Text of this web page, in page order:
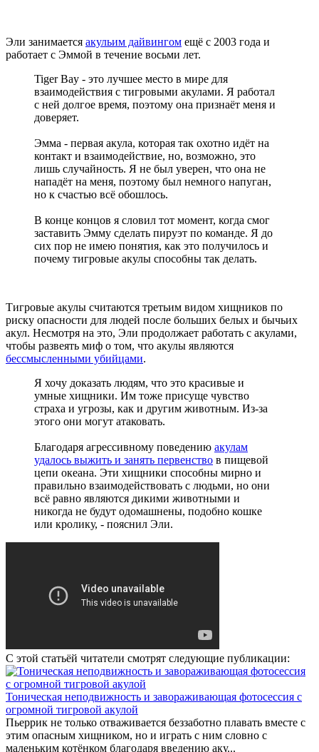
Эли занимается акульим дайвингом ещё с 2003 года и
работает с Эммой в течение восьми лет.
Tiger Bay - это лучшее место в мире для
взаимодействия с тигровыми акулами. Я работал
с ней долгое время, поэтому она признаёт меня и
доверяет.
Эмма - первая акула, которая так охотно идёт на
контакт и взаимодействие, но, возможно, это
лишь случайность. Я не был уверен, что она не
нападёт на меня, поэтому был немного напуган,
но к счастью всё обошлось.
В конце концов я словил тот момент, когда смог
заставить Эмму сделать пируэт по команде. Я до
сих пор не имею понятия, как это получилось и
почему тигровые акулы способны так делать.
Тигровые акулы считаются третьим видом хищников по
риску опасности для людей после больших белых и бычьих
акул. Несмотря на это, Эли продолжает работать с акулами,
чтобы развеять миф о том, что акулы являются
бессмысленными убийцами.
Я хочу доказать людям, что это красивые и
умные хищники. Им тоже присуще чувство
страха и угрозы, как и другим животным. Из-за
этого они могут атаковать.
Благодаря агрессивному поведению акулам
удалось выжить и занять первенство в пищевой
цепи океана. Эти хищники способны мирно и
правильно взаимодействовать с людьми, но они
всё равно являются дикими животными и
никогда не будут одомашнены, подобно кошке
или кролику, - пояснил Эли.
С этой статьёй читатели смотрят следующие публикации:
Тоническая неподвижность и завораживающая фотосессия с
огромной тигровой акулой
Пьеррик не только отваживается беззаботно плавать вместе с
этим опасным хищником, но и играть с ним словно с
маленьким котёнком благодаря введению аку...